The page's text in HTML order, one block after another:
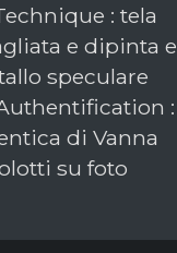
: tela
e dipinta e
speculare
:
di Vanna
su foto